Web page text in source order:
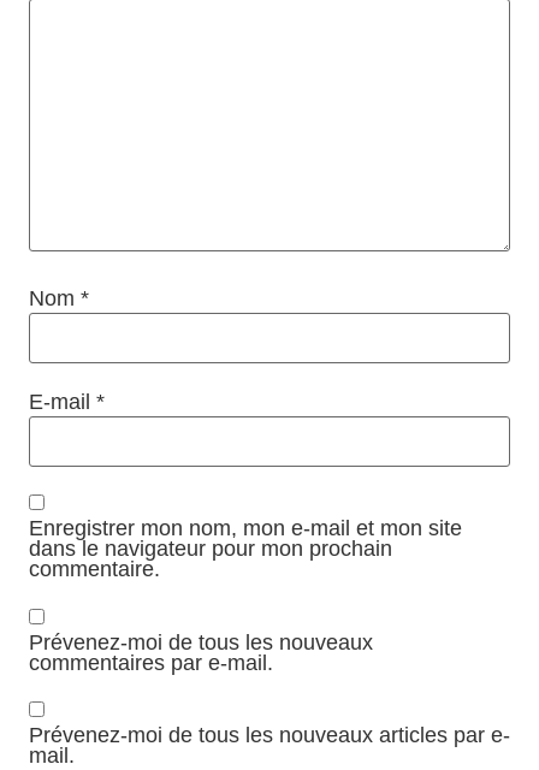
Nom *
E-mail *
Enregistrer mon nom, mon e-mail et mon site
dans le navigateur pour mon prochain
commentaire.
Prévenez-moi de tous les nouveaux
commentaires par e-mail.
Prévenez-moi de tous les nouveaux articles par e-
mail.